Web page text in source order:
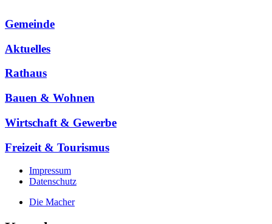
Gemeinde
Aktuelles
Rathaus
Bauen & Wohnen
Wirtschaft & Gewerbe
Freizeit & Tourismus
Impressum
Datenschutz
Die Macher